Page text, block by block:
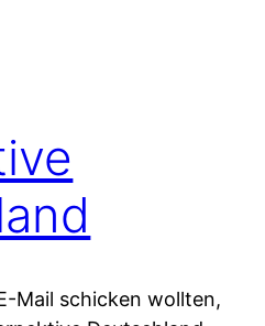
Mail schicken wollten,